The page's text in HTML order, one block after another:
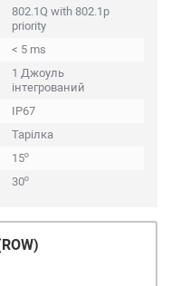
802.1Q with 802.1p
priority
< 5 ms
1 Джоуль
інтегрований
IP67
Тарілка
15º
30º